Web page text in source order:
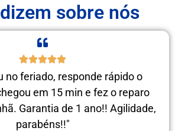
sobre nós
no feriado, responde rápido o
em 15 min e fez o reparo
Garantia de 1 ano!! Agilidade,
parabéns!!"